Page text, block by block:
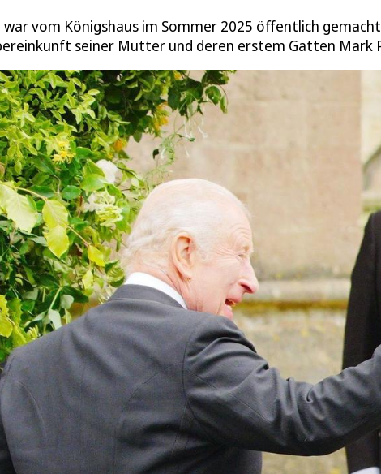
war vom Königshaus im Sommer 2025 öffentlich
seiner Mutter und deren erstem Gatten Mark